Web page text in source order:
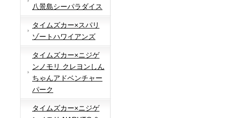
八景島シーパラダイス
タイムズカー×スパリ
ゾートハワイアンズ
タイムズカー×ニジゲ
ンノモリ クレヨンしん
ちゃんアドベンチャー
パーク
タイムズカー×ニジゲ